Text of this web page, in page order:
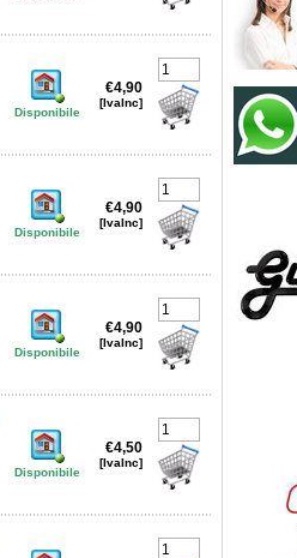
Disponibile
€4,90
[IvaInc]
Disponibile
€4,90
[IvaInc]
Disponibile
€4,90
[IvaInc]
Disponibile
€4,50
[IvaInc]